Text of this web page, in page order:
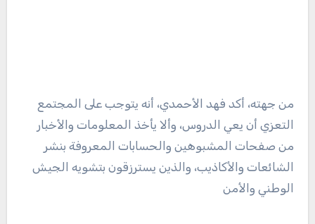
من جهته، أكد فهد الأحمدي، أنه يتوجب على المجتمع
التعزي أن يعي الدروس، وألا يأخذ المعلومات والأخبار
من صفحات المشبوهين والحسابات المعروفة بنشر
الشائعات والأكاذيب، والذين يسترزقون بتشويه الجيش
الوطني والأمن